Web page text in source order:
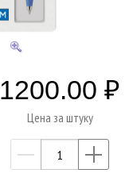
1200.00
Цена за штуку
—